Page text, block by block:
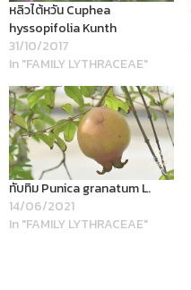
หลิวไต้หวัน Cuphea
hyssopifolia Kunth
31/10/2017
In "FAMILY LYTHRACEAE"
ทับทิม Punica granatum L.
14/06/2021
In "FAMILY LYTHRACEAE"